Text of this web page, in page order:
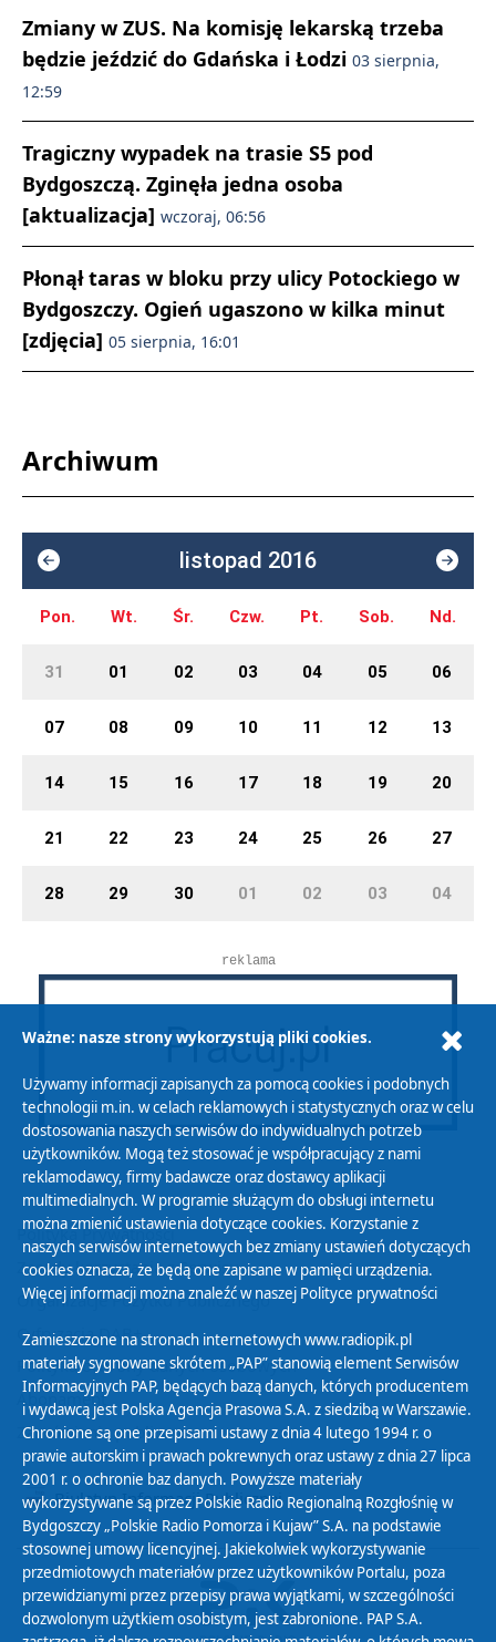
Zmiany w ZUS. Na komisję lekarską trzeba
będzie jeździć do Gdańska i Łodzi 03 sierpnia,
12:59
Tragiczny wypadek na trasie S5 pod
Bydgoszczą. Zginęła jedna osoba
[aktualizacja] wczoraj, 06:56
Płonął taras w bloku przy ulicy Potockiego w
Bydgoszczy. Ogień ugaszono w kilka minut
[zdjęcia] 05 sierpnia, 16:01
Archiwum
listopad 2016
Pon. Wt. Śr. Czw. Pt. Sob. Nd.
31 01 02 03 04 05 06
07 08 09 10 11 12 13
14 15 16 17 18 19 20
21 22 23 24 25 26 27
28 29 30 01 02 03 04
reklama
Polityka Prywatności
Zasady korzystania z Serwisu
Organizacje Pożytku Publicznego
Cyfryzacja DAB+
Polityka ochrony danych osobowych
Abonament
Zamówienia publiczne
Biuletyn Informacji Publicznej
Ważne: nasze strony wykorzystują pliki cookies.
Używamy informacji zapisanych za pomocą cookies i podobnych
technologii m.in. w celach reklamowych i statystycznych oraz w celu
dostosowania naszych serwisów do indywidualnych potrzeb
użytkowników. Mogą też stosować je współpracujący z nami
reklamodawcy, firmy badawcze oraz dostawcy aplikacji
multimedialnych. W programie służącym do obsługi internetu
można zmienić ustawienia dotyczące cookies. Korzystanie z
naszych serwisów internetowych bez zmiany ustawień dotyczących
cookies oznacza, że będą one zapisane w pamięci urządzenia.
Więcej informacji można znaleźć w naszej Polityce prywatności
Zamieszczone na stronach internetowych www.radiopik.pl
materiały sygnowane skrótem „PAP” stanowią element Serwisów
Informacyjnych PAP, będących bazą danych, których producentem
i wydawcą jest Polska Agencja Prasowa S.A. z siedzibą w Warszawie.
Chronione są one przepisami ustawy z dnia 4 lutego 1994 r. o
prawie autorskim i prawach pokrewnych oraz ustawy z dnia 27 lipca
2001 r. o ochronie baz danych. Powyższe materiały
wykorzystywane są przez Polskie Radio Regionalną Rozgłośnię w
Bydgoszczy „Polskie Radio Pomorza i Kujaw” S.A. na podstawie
stosownej umowy licencyjnej. Jakiekolwiek wykorzystywanie
przedmiotowych materiałów przez użytkowników Portalu, poza
przewidzianymi przez przepisy prawa wyjątkami, w szczególności
dozwolonym użytkiem osobistym, jest zabronione. PAP S.A.